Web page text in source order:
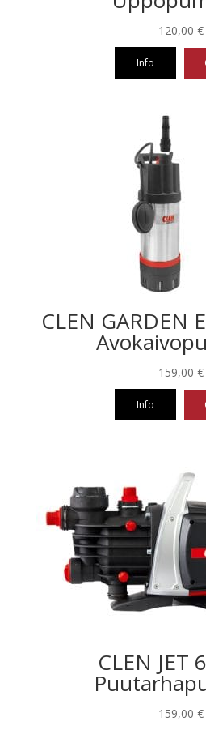
120,00 €
Info
CLEN GARDEN
159,00 €
Info
CLEN JET
159,00 €